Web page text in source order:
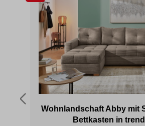
Wohnlandschaft Abby mit
Bettkasten in